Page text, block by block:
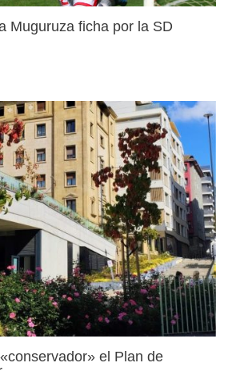
Muguruza ficha por la SD
el Plan de